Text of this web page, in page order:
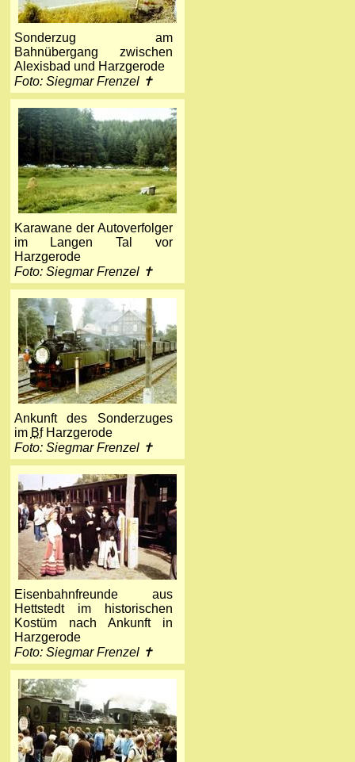
Sonderzug am
Bahnübergang zwischen
Alexisbad und Harzgerode
Foto: Siegmar Frenzel ✝
Karawane der Autoverfolger
im Langen Tal vor
Harzgerode
Foto: Siegmar Frenzel ✝
Ankunft des Sonderzuges
im BfHarzgerode
Foto: Siegmar Frenzel ✝
Eisenbahnfreunde aus
Hettstedt im historischen
Kostüm nach Ankunft in
Harzgerode
Foto: Siegmar Frenzel ✝